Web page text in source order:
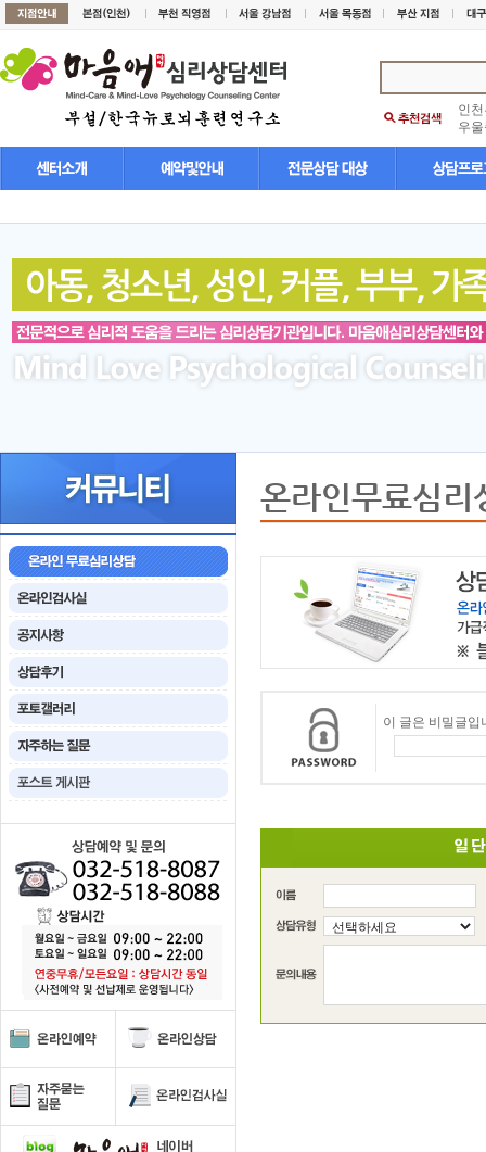
인
우
온라인무료심리
이 글은 비밀글입